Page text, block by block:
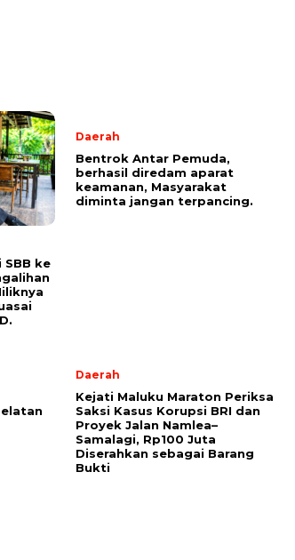
SBB ke
Daerah
Bentrok Antar Pemuda,
berhasil diredam aparat
keamanan, Masyarakat
diminta jangan terpancing.
Daerah
Kejati Maluku Maraton Periksa
Saksi Kasus Korupsi BRI dan
Proyek Jalan Namlea–
Samalagi, Rp100 Juta
Diserahkan sebagai Barang
Bukti